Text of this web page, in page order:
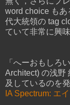
word choice も
代大統領の tag
ていて非常に興味
「へーおもしろ
Architect) の浅野
及しているのを
IA Spectrum: エ